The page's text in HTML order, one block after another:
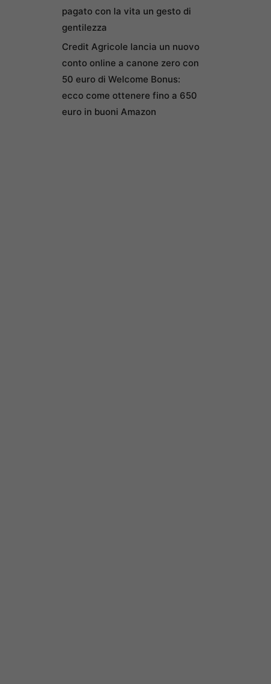
pagato con la vita un gesto di
gentilezza
Credit Agricole lancia un nuovo
conto online a canone zero con
50 euro di Welcome Bonus:
ecco come ottenere fino a 650
euro in buoni Amazon